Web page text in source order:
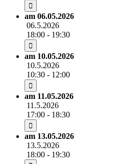
am 06.05.2026
06.5.2026
18:00 - 19:30
am 10.05.2026
10.5.2026
10:30 - 12:00
am 11.05.2026
11.5.2026
17:00 - 18:30
am 13.05.2026
13.5.2026
18:00 - 19:30